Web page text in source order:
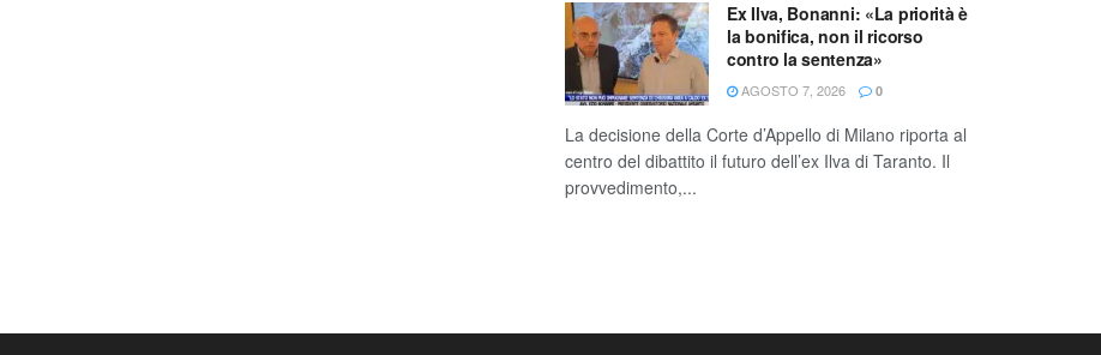
Ex Ilva, Bonanni: «La priorità è
la bonifica, non il ricorso
contro la sentenza»
AGOSTO 7, 2026 0
La decisione della Corte d’Appello di Milano riporta al
centro del dibattito il futuro dell’ex Ilva di Taranto. Il
provvedimento,...